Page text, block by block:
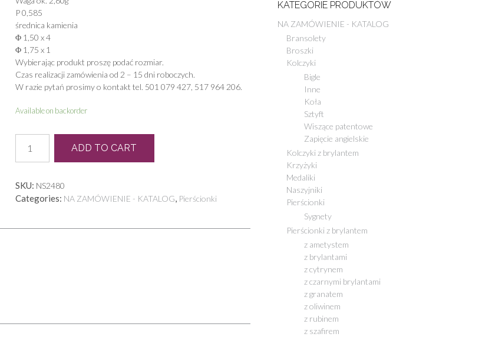
P 0,585
średnica kamienia
Φ 1,50 x 4
Φ 1,75 x 1
Wybierając produkt proszę podać rozmiar.
Czas realizacji zamówienia od 2 – 15 dni roboczych.
W razie pytań prosimy o kontakt tel. 501 079 427, 517 964 206.
Available on backorder
0681
quantity
ADD TO CART
SKU: NS2480
Categories: NA ZAMÓWIENIE - KATALOG Pierścionki
KATEGORIE PRODUKTÓW
NA ZAMÓWIENIE - KATALOG
Bransolety
Broszki
Kolczyki
Bigle
Inne
Koła
Sztyft
Wiszące patentowe
Zapięcie angielskie
Kolczyki z brylantem
Krzyżyki
Medaliki
Naszyjniki
Pierścionki
Sygnety
Pierścionki z brylantem
z ametystem
z brylantami
z cytrynem
z czarnymi brylantami
z granatem
z oliwinem
z rubinem
z szafirem